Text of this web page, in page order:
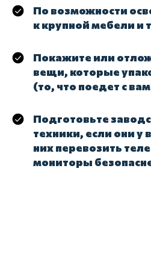
По возможности
к крупной мебели и
Покажите или
вещи, которые
(то, что поедет с
Подготовьте
техники, если они у
них перевозить
мониторы